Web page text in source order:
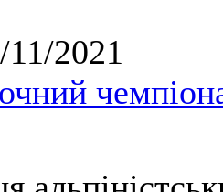
11/2021